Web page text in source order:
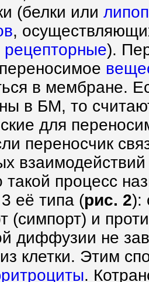
(белки или
,
рецепторные).
в мембране.
в БМ, то
для
переносчик
такой процесс
её типа (рис. 2):
(симпорт) и
диффузии не
клетки. Этим
.